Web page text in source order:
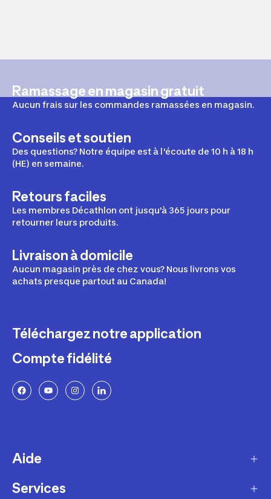
Ramassage en magasin gratuit
Aucun frais sur les commandes ramassées en magasin.
Conseils et soutien
Des questions? Notre équipe est à l'écoute de 10 h à 18 h
(HE) en semaine.
Retours faciles
Les membres Décathlon ont jusqu'à 365 jours pour
retourner leurs produits.
Livraison à domicile
Aucun magasin près de chez vous? Nous livrons vos
achats presque partout au Canada!
Téléchargez notre application
Compte fidélité
Aide
Livraison
Services